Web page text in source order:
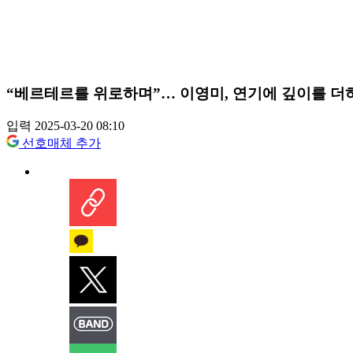
“베르테르를 위로하며”… 이영미, 연기에 깊이를 더
입력 2025-03-20 08:10
선호매체 추가